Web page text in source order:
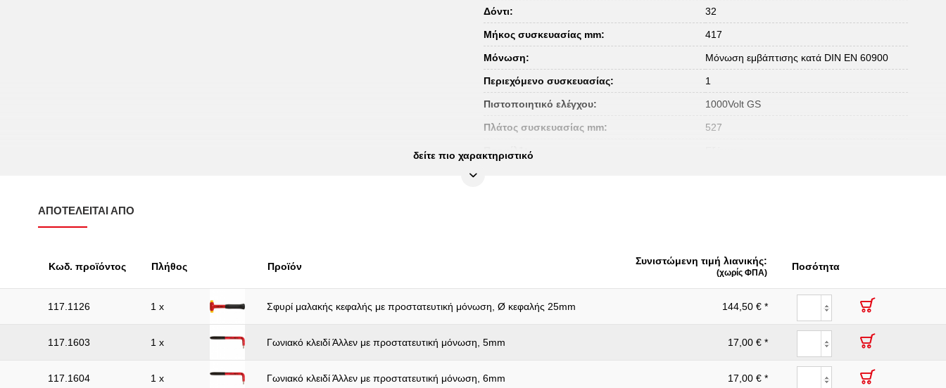
Δόντι: 32
Μήκος συσκευασίας mm: 417
Μόνωση: Μόνωση εμβάπτισης κατά DIN EN 60900
Περιεχόμενο συσκευασίας: 1
Πιστοποιητικό ελέγχου: 1000Volt GS
Πλάτος συσκευασίας mm: 527
VDE
Χωρίς δυνατότητα επιστροφής: Ναι
δείτε πιο χαρακτηριστικό
ΑΠΟΤΕΛΕΊΤΑΙ ΑΠΌ
Κωδ. προϊόντος Πλήθος Προϊόν Συνιστώμενη τιμή λιανικής:
(χωρίς ΦΠΑ)
Ποσότητα
117.1126 1 x Σφυρί μαλακής κεφαλής με προστατευτική μόνωση, Ø κεφαλής 25mm 144,50 € *
117.1603 1 x Γωνιακό κλειδί Άλλεν με προστατευτική μόνωση, 5mm 17,00 € *
117.1604 1 x Γωνιακό κλειδί Άλλεν με προστατευτική μόνωση, 6mm 17,00 € *